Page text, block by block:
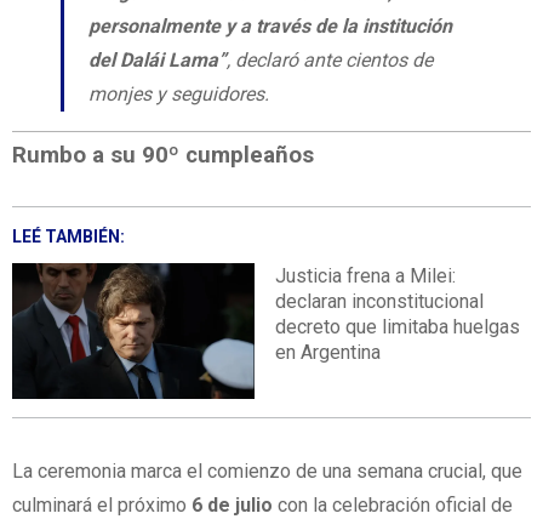
personalmente y a través de la institución
del Dalái Lama”, declaró ante cientos de
monjes y seguidores.
Rumbo a su 90º cumpleaños
LEÉ TAMBIÉN:
Justicia frena a Milei:
declaran inconstitucional
decreto que limitaba huelgas
en Argentina
La ceremonia marca el comienzo de una semana crucial, que
culminará el próximo 6 de julio con la celebración oficial de